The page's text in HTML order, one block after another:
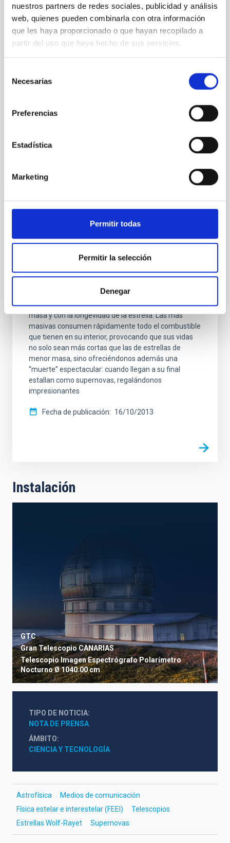
nuestros partners de redes sociales, publicidad y análisis
web, quienes pueden combinarla con otra información
que les haya proporcionado o que hayan recopilado a
partir del uso que haya hecho de sus servicios.
Necesarias
Preferencias
Estadística
Marketing
Permitir todas
Permitir la selección
Denegar
detectado un conjunto de tres cáscaras en expansión
concéntricas en una región HII en la galaxia espiral
cercana M33. La detección se llevó a cabo utilizando
espectroscopía Fabry-Pérot, que nos permite
mapear la línea de emisión de gas ionizado Hα con
gran precisión tanto en coordenadas espaciales
rendija de líneas de emisión excitadas
colisionalmente, mostrando que las cáscaras deben
Utilizando el flujo y
NOTA DE PRENSA
Las supernovas que jugaban al
esconditeCiencia con el GTC
Por Natalia Ruiz Zelmanovitch En el universo hay
muchos tipos de estrellas que, generalmente, se
una estrella, mayor es su tamaño, y esta
característica está directamente relacionada con la
masa y con la longevidad de la estrella. Las más
masivas consumen rápidamente todo el combustible
que tienen en su interior, provocando que sus vidas
no solo sean más cortas que las de estrellas de
menor masa, sino ofreciéndonos además una
“muerte” espectacular: cuando llegan a su final
estallan como supernovas, regalándonos
impresionantes
Fecha de publicación 16/10/2013
Instalación
GTC
Gran Telescopio CANARIAS
TelescopioImagenEspectrógrafoPolarímetro
NocturnoØ 1040.00 cm
TIPO DE NOTICIA
NOTA DE PRENSA
ÁMBITO
CIENCIA Y TECNOLOGÍA
Astrofísica
Medios de comunicación
Física estelar e interestelar (FEEI)
Telescopios
Estrellas Wolf-Rayet
Supernovas